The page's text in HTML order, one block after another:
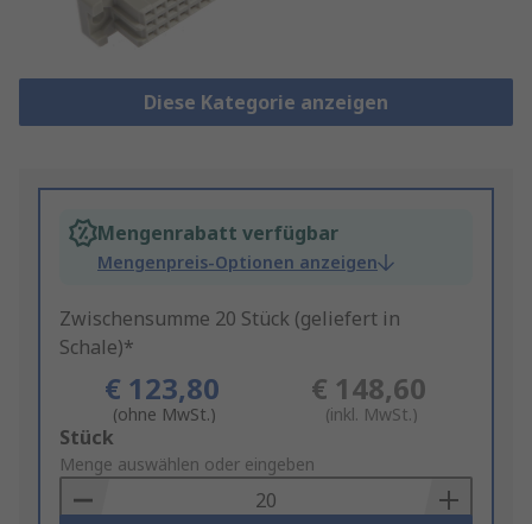
Diese Kategorie anzeigen
Mengenrabatt verfügbar
Mengenpreis-Optionen anzeigen
Zwischensumme 20 Stück (geliefert in
Schale)*
€ 123,80
(ohne MwSt.)
€ 148,60
(inkl. MwSt.)
Add
to
Basket
Stück
Menge auswählen oder eingeben